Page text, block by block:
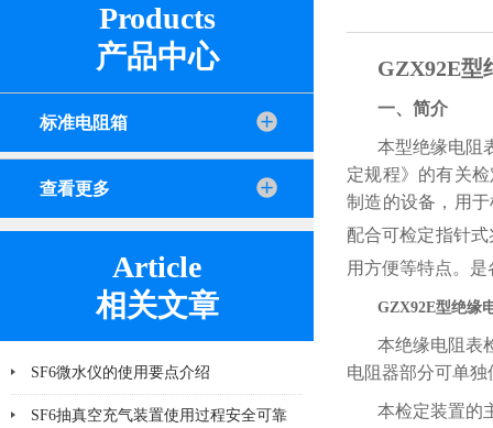
Products
产品中心
标准电阻箱
查看更多
Article
相关文章
SF6微水仪的使用要点介绍
SF6抽真空充气装置使用过程安全可靠
GZX92E型
一、简介
本型绝缘电阻
定规程》的有关
制造的设备，用
配合可检定指针
用方便等特点。
GZX92E型绝缘
本绝缘电阻表
电阻器部分可单
本检定装置的